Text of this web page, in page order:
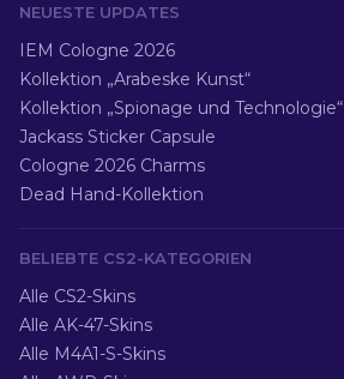
NEUESTE UPDATES
IEM Cologne 2026
Kollektion „Arabeske Kunst“
Kollektion „Spionage und Technologie“
Jackass Sticker Capsule
Cologne 2026 Charms
Dead Hand-Kollektion
BELIEBTE CS2-KATEGORIEN
Alle CS2-Skins
Alle AK-47-Skins
Alle M4A1-S-Skins